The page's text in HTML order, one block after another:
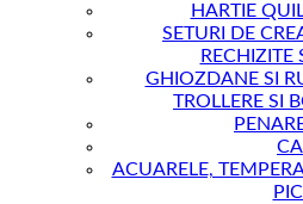
HARTIE
SETURI DE
RECHIZITE
GHIOZDANE SI
TROLLERE SI
ACUARELE,